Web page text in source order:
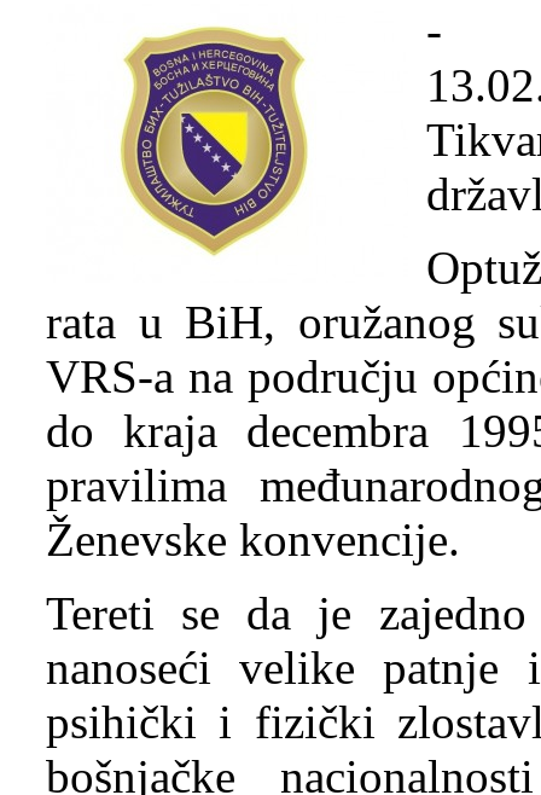
-
rata u BiH, oružanog
VRS-a na području
do kraja decembra
pravilima
Ženevske konvencije.
Tereti se da je
nanoseći velike patnje
psihički i fizički
bošnjačke